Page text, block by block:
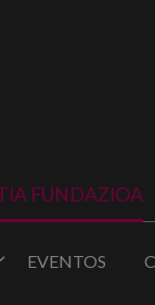
FUNDAZIOA
EVENTOS